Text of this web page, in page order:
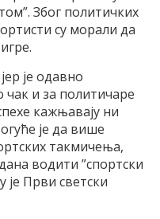
Због политичких
су морали да
је одавно
и за политичаре
кажњавају ни
је да више
такмичења,
водити ”спортски
је Први светски